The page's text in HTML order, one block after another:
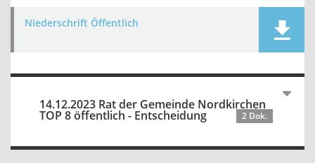
Niederschrift Öffentlich
14.12.2023 Rat der Gemeinde Nordkirchen
TOP 8 öffentlich - Entscheidung 2 Dok.